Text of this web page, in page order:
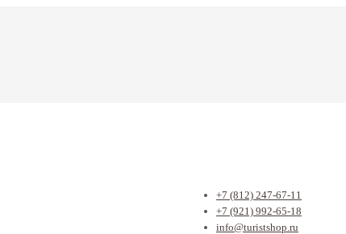
+7 (812) 247-67-11
+7 (921) 992-65-18
info@turistshop.ru